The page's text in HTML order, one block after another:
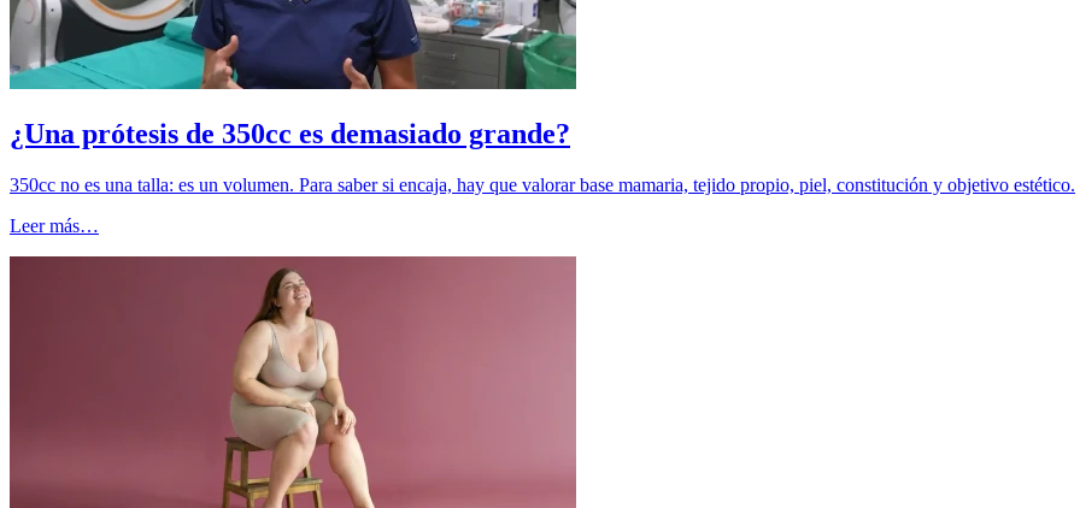
¿Una prótesis de 350cc es demasiado grande?
350cc no es una talla: es un volumen. Para saber si encaja, hay que valorar base mamaria, tejido propio, piel, constitución y objetivo estético.
Leer más…